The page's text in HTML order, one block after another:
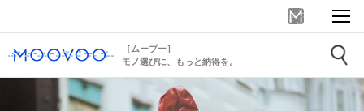
［ムーブー］
モノ選びに、もっと納得を。